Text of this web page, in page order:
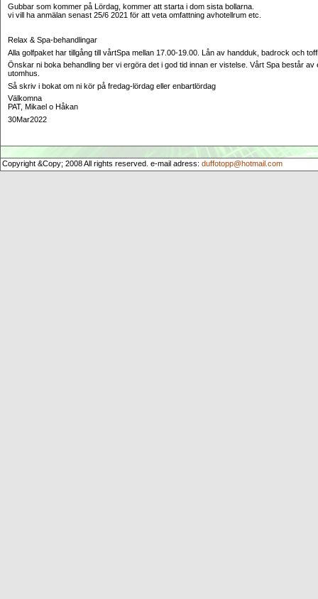
Gubbar som kommer på Lördag, kommer att starta i dom sista bollarna.
vi vill ha anmälan senast 25/6 2021 för att veta omfattning avhotellrum etc.
Relax & Spa-behandlingar
Alla golfpaket har tillgång till vårtSpa mellan 17.00-19.00. Lån av handduk, badrock och
Önskar ni boka behandling ber vi ergöra det i god tid innan er vistelse. Vårt Spa består
utomhus.
Så skriv i bokat om ni kör på fredag-lördag eller enbartlördag
Välkomna
PAT, Mikael o Håkan
30Mar2022
Copyright &Copy; 2008 All rights reserved. e-mail adress: duffotopp@hotmail.com